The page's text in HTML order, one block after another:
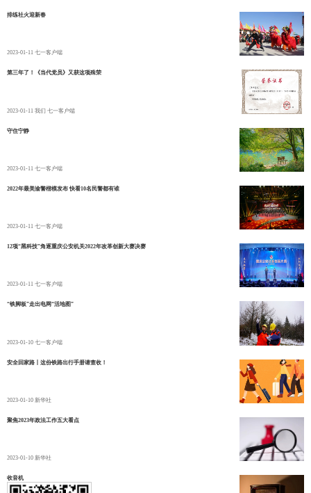
排练社火迎新春
2023-01-11 七一客户端
第三年了！《当代党员》又获这项殊荣
2023-01-11 我们 七一客户端
守住宁静
2023-01-11 七一客户端
2022年最美渝警楷模发布 快看10名民警都有谁
2023-01-11 七一客户端
12项“黑科技”角逐重庆公安机关2022年改革创新大赛决赛
2023-01-11 七一客户端
“铁脚板”走出电网“活地图”
2023-01-10 七一客户端
安全回家路丨这份铁路出行手册请查收！
2023-01-10 新华社
聚焦2023年政法工作五大看点
2023-01-10 新华社
收音机